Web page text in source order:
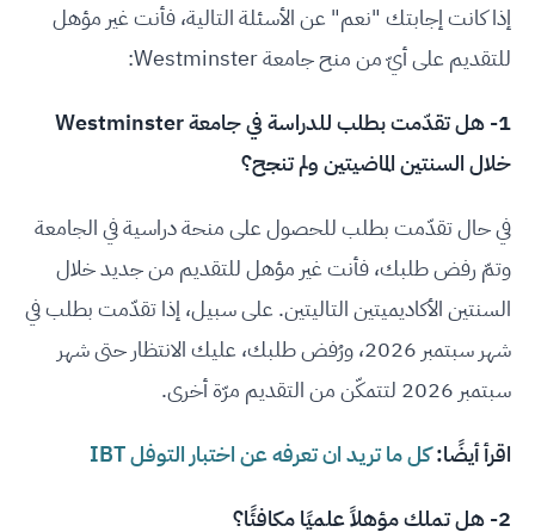
إذا كانت إجابتك "نعم" عن الأسئلة التالية، فأنت غير مؤهل
للتقديم على أيّ من منح جامعة Westminster:
1- هل تقدّمت بطلب للدراسة في جامعة Westminster
خلال السنتين الماضيتين ولم تنجح؟
في حال تقدّمت بطلب للحصول على منحة دراسية في الجامعة
وتمّ رفض طلبك، فأنت غير مؤهل للتقديم من جديد خلال
السنتين الأكاديميتين التاليتين. على سبيل، إذا تقدّمت بطلب في
شهر سبتمبر 2026، ورُفض طلبك، عليك الانتظار حتى شهر
سبتمبر 2026 لتتمكّن من التقديم مرّة أخرى.
اقرأ أيضًا:كل ما تريد ان تعرفه عن اختبار التوفل IBT
2- هل تملك مؤهلاً علميًا مكافئًا؟